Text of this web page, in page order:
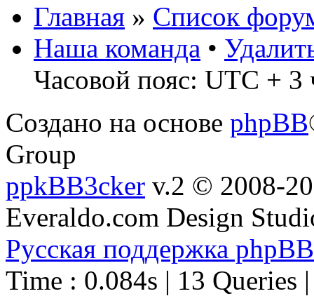
Главная » Список
Наша команда •
Часовой пояс: UTC + 3
Создано на основе phpBB
Group
ppkBB3cker v.2 © 2008-
Everaldo.com Design
Русская поддержка phpBB
Time : 0.084s | 13 Queries